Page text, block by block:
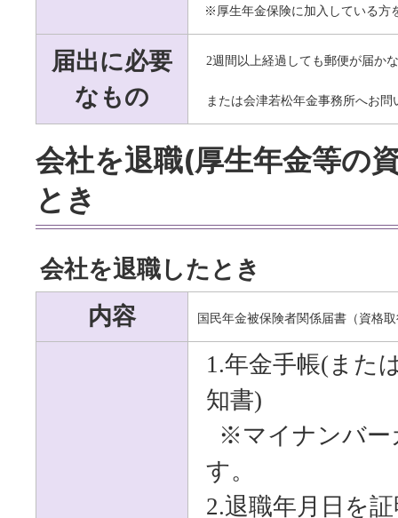
※厚生年金保険に加入している方
届出に必要
なもの
2週間以上経過しても郵便が届か
または会津若松年金事務所へお問
会社を退職(厚生年金等の
とき
会社を退職したとき
内容
国民年金被保険者関係届書（資格
1.年金手帳(また
知書)
※マイナンバー
す。
2.退職年月日を